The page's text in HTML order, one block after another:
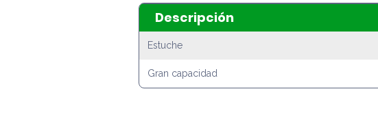
Descripción
Estuche
Gran capacidad